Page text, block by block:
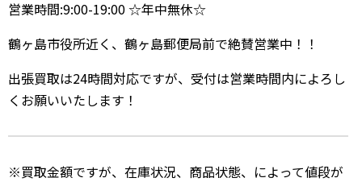
営業時間:9:00-19:00 ☆年中無休☆
鶴ヶ島市役所近く、鶴ヶ島郵便局前で絶賛営業中！！
出張買取は24時間対応ですが、受付は営業時間内によろし
くお願いいたします！
※買取金額ですが、在庫状況、商品状態、によって値段が